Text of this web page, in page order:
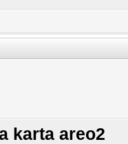
karta areo2